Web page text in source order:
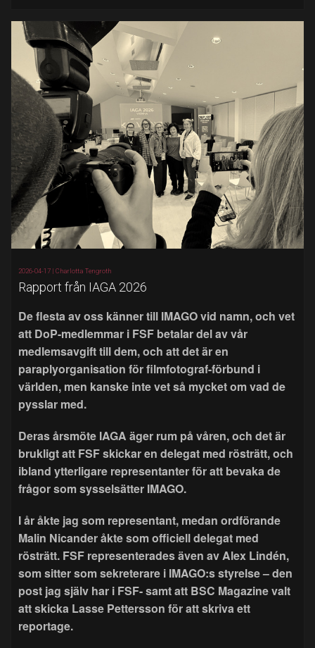
2026-04-17 | Charlotta Tengroth
Rapport från IAGA 2026
De flesta av oss känner till IMAGO vid namn, och vet
att DoP-medlemmar i FSF betalar del av vår
medlemsavgift till dem, och att det är en
paraplyorganisation för filmfotograf-förbund i
världen, men kanske inte vet så mycket om vad de
pysslar med.
Deras årsmöte IAGA äger rum på våren, och det är
brukligt att FSF skickar en delegat med rösträtt, och
ibland ytterligare representanter för att bevaka de
frågor som sysselsätter IMAGO.
I år åkte jag som representant, medan ordförande
Malin Nicander åkte som officiell delegat med
rösträtt. FSF representerades även av Alex Lindén,
som sitter som sekreterare i IMAGO:s styrelse – den
post jag själv har i FSF- samt att BSC Magazine valt
att skicka Lasse Pettersson för att skriva ett
reportage.